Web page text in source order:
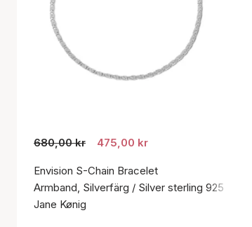
680,00 kr 475,00 kr
Envision S-Chain Bracelet
Armband, Silverfärg / Silver sterling 925
Jane Kønig